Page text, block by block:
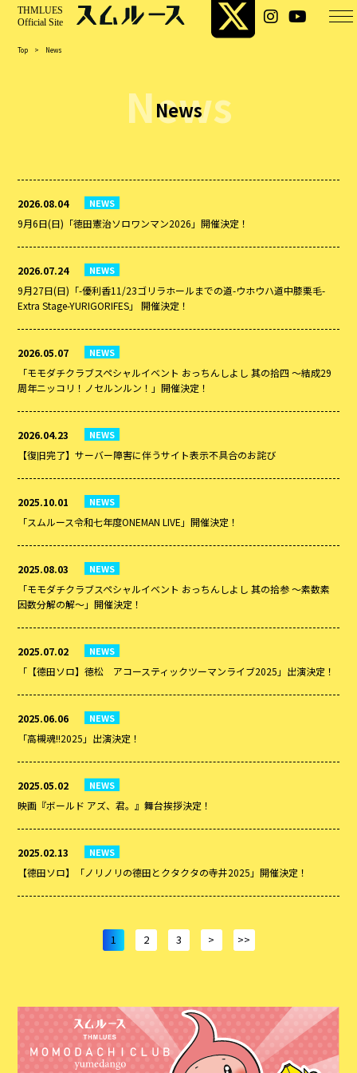
Top > News
News
News
2026.08.04 NEWS
9月6日(日)「徳田憲治ソロワンマン2026」開催決定！
2026.07.24 NEWS
9月27日(日)「-優利香11/23ゴリラホールまでの道-ウホウハ道中膝栗毛-
Extra Stage-YURIGORIFES」 開催決定！
2026.05.07 NEWS
「モモダチクラブスペシャルイベント おっちんしよし 其の拾四 ～結成29
周年ニッコリ！ノセルンルン！」開催決定！
2026.04.23 NEWS
【復旧完了】サーバー障害に伴うサイト表示不具合のお詫び
2025.10.01 NEWS
「スムルース令和七年度ONEMAN LIVE」開催決定！
2025.08.03 NEWS
「モモダチクラブスペシャルイベント おっちんしよし 其の拾参 ～素数素
因数分解の解～」開催決定！
2025.07.02 NEWS
「【德田ソロ】徳松 アコースティックツーマンライブ2025」出演決定！
2025.06.06 NEWS
「高槻魂!!2025」出演決定！
2025.05.02 NEWS
映画『ボールド アズ、君。』舞台挨拶決定！
2025.02.13 NEWS
【德田ソロ】「ノリノリの德田とクタクタの寺井2025」開催決定！
1 2 3 > >>